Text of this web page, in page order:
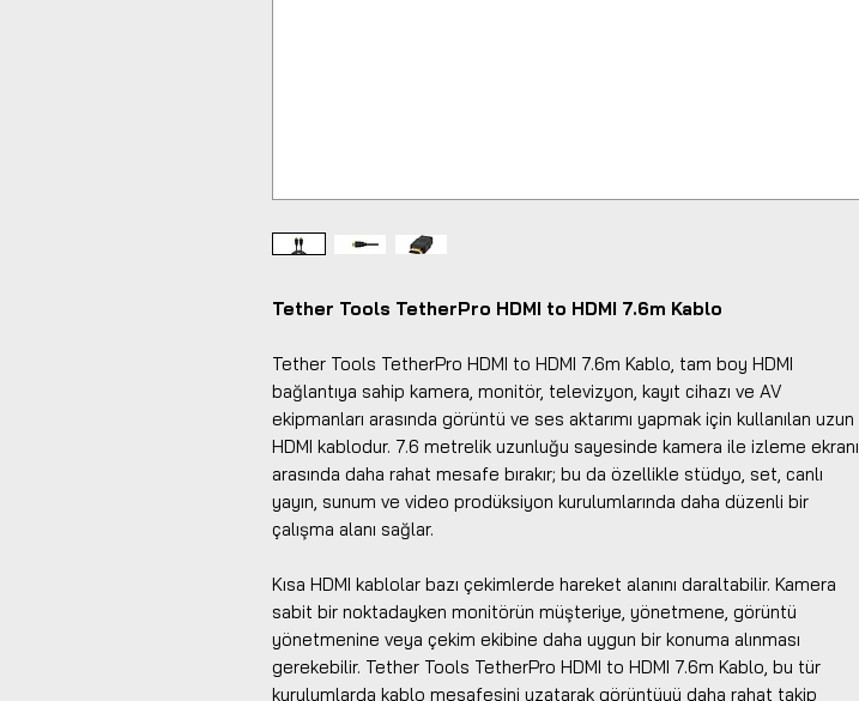
Tether Tools TetherPro HDMI to HDMI 7.6m Kablo
Tether Tools TetherPro HDMI to HDMI 7.6m Kablo, tam boy HDMI
bağlantıya sahip kamera, monitör, televizyon, kayıt cihazı ve AV
ekipmanları arasında görüntü ve ses aktarımı yapmak için kullanılan uzun
HDMI kablodur. 7.6 metrelik uzunluğu sayesinde kamera ile izleme ekranı
arasında daha rahat mesafe bırakır; bu da özellikle stüdyo, set, canlı
yayın, sunum ve video prodüksiyon kurulumlarında daha düzenli bir
çalışma alanı sağlar.
Kısa HDMI kablolar bazı çekimlerde hareket alanını daraltabilir. Kamera
sabit bir noktadayken monitörün müşteriye, yönetmene, görüntü
yönetmenine veya çekim ekibine daha uygun bir konuma alınması
gerekebilir. Tether Tools TetherPro HDMI to HDMI 7.6m Kablo, bu tür
kurulumlarda kablo mesafesini uzatarak görüntüyü daha rahat takip